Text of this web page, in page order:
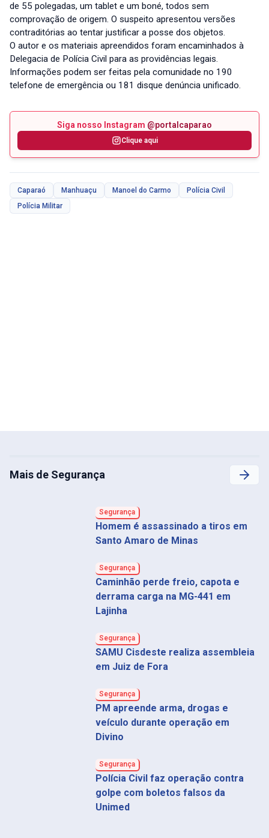
de 55 polegadas, um tablet e um boné, todos sem
comprovação de origem. O suspeito apresentou versões
contraditórias ao tentar justificar a posse dos objetos.
O autor e os materiais apreendidos foram encaminhados à
Delegacia de Polícia Civil para as providências legais.
Informações podem ser feitas pela comunidade no 190
telefone de emergência ou 181 disque denúncia unificado.
Siga nosso Instagram @portalcaparao
Clique aqui
Caparaó Manhuaçu Manoel do Carmo
Polícia Civil
Polícia Militar
Mais de Segurança
Segurança
Homem é assassinado a tiros em
Santo Amaro de Minas
Segurança
Caminhão perde freio, capota e
derrama carga na MG-441 em
Lajinha
Segurança
SAMU Cisdeste realiza assembleia
em Juiz de Fora
Segurança
PM apreende arma, drogas e
veículo durante operação em
Divino
Segurança
Polícia Civil faz operação contra
golpe com boletos falsos da
Unimed